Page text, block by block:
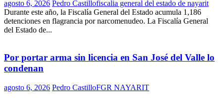
agosto 6, 2026 Pedro Castillofiscalia general del estado de nayarit
Durante este año, la Fiscalía General del Estado acumula 1,186
detenciones en flagrancia por narcomenudeo. La Fiscalía General
del Estado de...
Por portar arma sin licencia en San José del Valle lo
condenan
agosto 6, 2026 Pedro CastilloFGR NAYARIT